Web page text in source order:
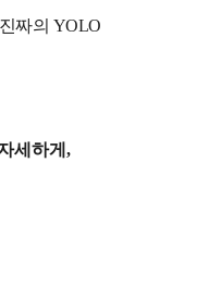
짜의 YOLO
세하게,